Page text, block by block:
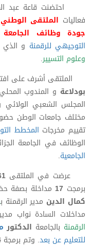
احتضنت قاعة عبد
فعاليات الملتقى
جودة وظائف الجامعة
التوجيهي للرقمنة و
وعلوم التسيير.
الملتقى أشرف على
بودلاعة و المندوب
المجلس الشعبي الولائي
مختلف جامعات الوطن
تقييم مخرجات المخطط
الوظائف في الجامعة
الجامعية.
عرضت في الملتقى
برمجت 17 مداخلة بصفة
كمال الدين مدير الرقمنة ب
مداخلات السادة نواب
الرقمنة بالجامعة الدكتور
للتعليم عن بعد. وتم برمجة